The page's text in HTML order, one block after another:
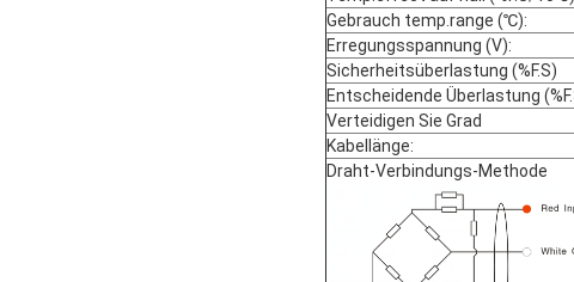
Gebrauch temp.range (℃):
Erregungsspannung (V):
Sicherheitsüberlastung (%F.S)
Entscheidende Überlastung
Verteidigen Sie Grad
Kabellänge:
Draht-Verbindungs-Methode